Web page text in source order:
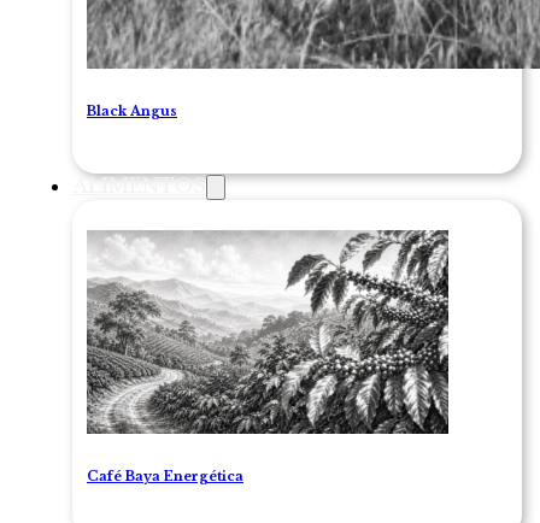
Black Angus
ALIMENTOS
Café Baya Energética